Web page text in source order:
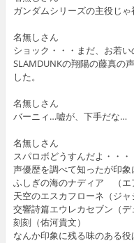
ガンダムシリーズの主役じゃ
名無しさん
ショック・・・まだ、お若い
SLAMDUNKの翔陽の藤真の
した。
名無しさん
バーニィ…嘘が、下手だな…
名無しさん
スパロボどうすんだよ・・・
声優歴を調べて知ったが印
ふしぎの海のナディア （エ
天空のエスカフローネ（ジャ
交響詩篇エウレカセブン（デ
刻刻（佑河貴文）
なんか印象に残る味のある役